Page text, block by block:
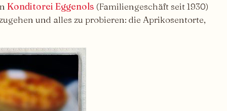
Konditorei Eggenols (Familiengeschäft seit 1930)
und alles zu probieren: die Aprikosentorte,